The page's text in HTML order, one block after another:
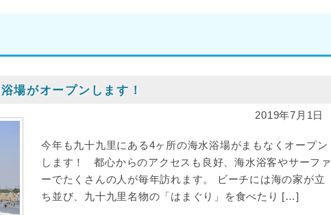
場がオープンします！
2019年7月1日
今年も九十九里にある4ヶ所の海水浴場がまもなくオープン
します！ 都心からのアクセスも良好、海水浴客やサーファ
ーでたくさんの人が毎年訪れます。 ビーチには海の家が立
ち並び、九十九里名物の「はまぐり」を食べたり […]